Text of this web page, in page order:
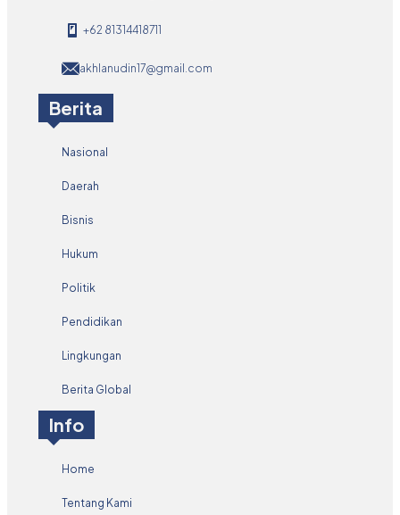
+62 81314418711
akhlanudin17@gmail.com
Berita
Nasional
Daerah
Bisnis
Hukum
Politik
Pendidikan
Lingkungan
Berita Global
Info
Home
Tentang Kami